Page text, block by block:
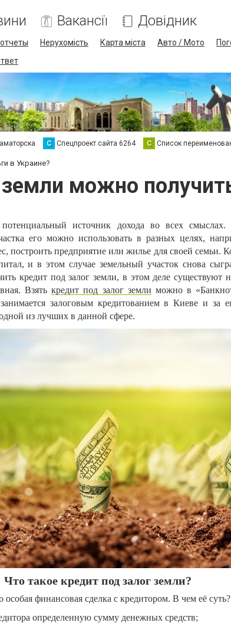
Вакансії Довідник
Нерухомість Карта міста Авто / Мото
С Спецпроект сайта 6264 С Список
в Украине?
можно
источник дохода во всех
его можно использовать в разных целях,
построить предприятие или жилье для своей семьи.
и в этом случае земельный участок снова
кредит под залог земли, в этом деле
Взятькредит под залог земли можно в
залоговым кредитованием в Киеве и за
из лучших в данной сфере.
Что такое кредит под залог земли?
особая финансовая сделка с кредитором. В чем её суть?
определенную сумму денежных средств;